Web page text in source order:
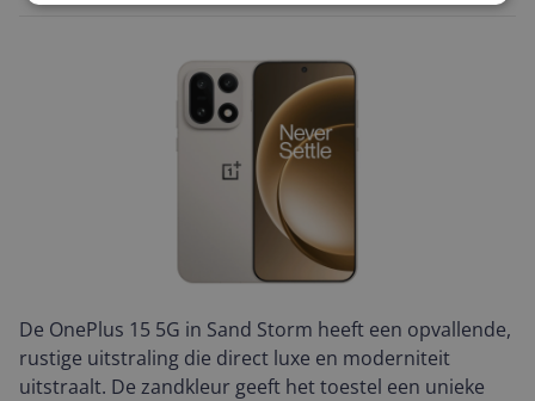
De OnePlus 15 5G in Sand Storm heeft een opvallende,
rustige uitstraling die direct luxe en moderniteit
uitstraalt. De zandkleur geeft het toestel een unieke